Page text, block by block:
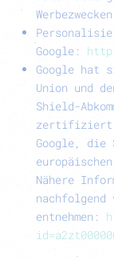
Google:
Google hat
Union und
Shield-
zertifiziert.
Google, die
Nähere
entnehmen: